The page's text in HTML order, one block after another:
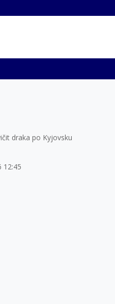
draka po Kyjovsku
12:45